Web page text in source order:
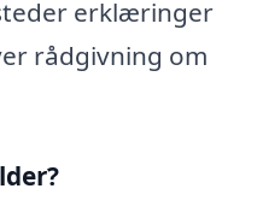
erklæringer
rådgivning om